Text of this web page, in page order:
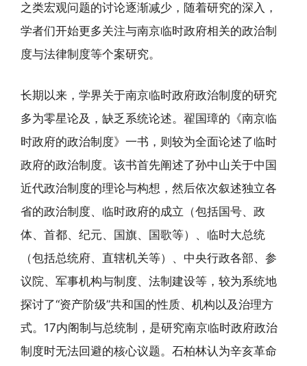
之类宏观问题的讨论逐渐减少，随着研究的深入，
学者们开始更多关注与南京临时政府相关的政治制
度与法律制度等个案研究。
长期以来，学界关于南京临时政府政治制度的研究
多为零星论及，缺乏系统论述。翟国璋的《南京临
时政府的政治制度》一书，则较为全面论述了临时
政府的政治制度。该书首先阐述了孙中山关于中国
近代政治制度的理论与构想，然后依次叙述独立各
省的政治制度、临时政府的成立（包括国号、政
体、首都、纪元、国旗、国歌等）、临时大总统
（包括总统府、直辖机关等）、中央行政各部、参
议院、军事机构与制度、法制建设等，较为系统地
探讨了“资产阶级”共和国的性质、机构以及治理方
式。17内阁制与总统制，是研究南京临时政府政治
制度时无法回避的核心议题。石柏林认为辛亥革命